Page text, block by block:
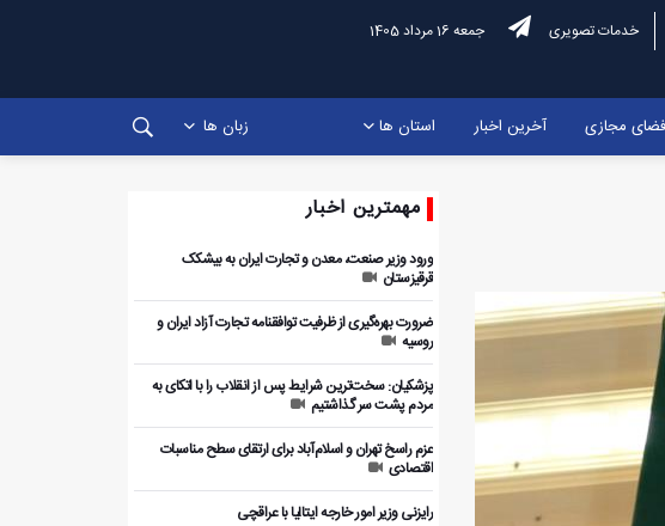
خدمات تصویری جمعه 16 مرداد 1405
فضای مجازی آخرین اخبار استان ها زبان ها
مهمترین اخبار
ورود وزیر صنعت، معدن و تجارت ایران به بیشکک
قرقیزستان
ضرورت بهره‌گیری از ظرفیت توافقنامه تجارت آزاد ایران و
روسیه
پزشکیان: سخت‌ترین شرایط پس از انقلاب را با اتکای به
مردم پشت سر گذاشتیم
عزم راسخ تهران و اسلام‌آباد برای ارتقای سطح مناسبات
اقتصادی
رایزنی وزیر امور خارجه ایتالیا با عراقچی